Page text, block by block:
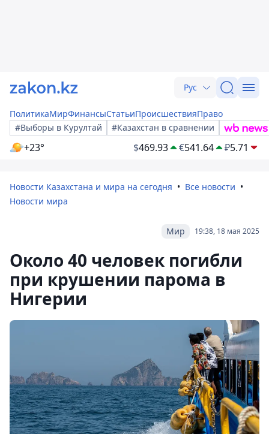
Рус
ПолитикаМирФинансыСтатьиПроисшествияПраво
#Выборы в Курултай
#Казахстан в сравнении
+23° $469.93 €541.64 ₽5.71
Новости Казахстана и мира на сегодня
Все новости
Новости мира
19:38, 18 мая 2025
Мир
Около 40 человек погибли
при крушении парома в
Нигерии